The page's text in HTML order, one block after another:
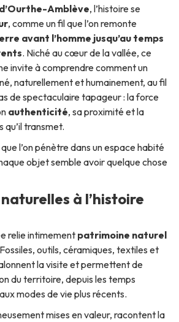
Amblève, l’histoire se
, comme un fil que l’on remonte
avant l’homme jusqu’au temps
. Niché au cœur de la vallée, ce
invite à comprendre comment un
naturellement et humainement, au fil
de spectaculaire tapageur : la force
authenticité, sa proximité et la
transmet.
l’on pénètre dans un espace habité
objet semble avoir quelque chose
à l’histoire
relie intimement patrimoine naturel
outils, céramiques, textiles et
la visite et permettent de
du territoire, depuis les temps
modes de vie plus récents.
mises en valeur, racontent la